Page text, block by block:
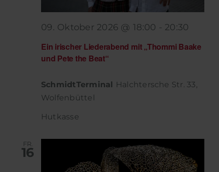
Ein irischer Liederabend mit „Thommi Baake
und Pete the Beat“
09. Oktober 2026 @ 18:00 - 20:30
SchmidtTerminal Halchtersche Str. 33,
Wolfenbüttel
Hutkasse
FR.
16